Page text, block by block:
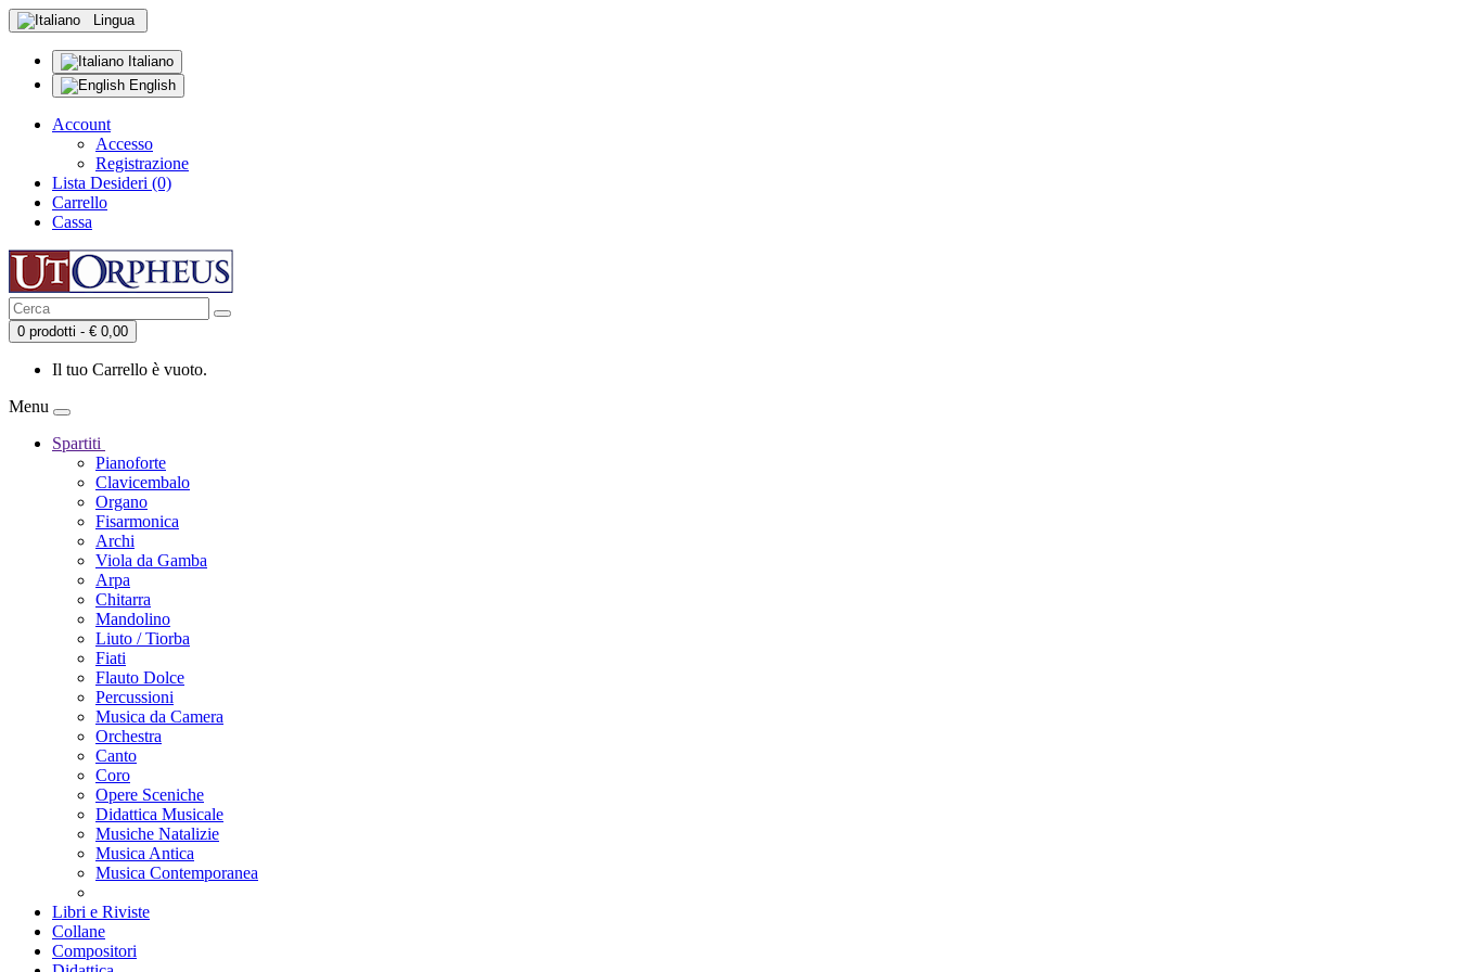
Lingua
Italiano
English
Account
Accesso
Registrazione
Lista Desideri (0)
Carrello
Cassa
0 prodotti - € 0,00
Il tuo Carrello è vuoto.
Menu
Spartiti
Pianoforte
Clavicembalo
Organo
Fisarmonica
Archi
Viola da Gamba
Arpa
Chitarra
Mandolino
Liuto / Tiorba
Fiati
Flauto Dolce
Percussioni
Musica da Camera
Orchestra
Canto
Coro
Opere Sceniche
Didattica Musicale
Musiche Natalizie
Musica Antica
Musica Contemporanea
Libri e Riviste
Collane
Compositori